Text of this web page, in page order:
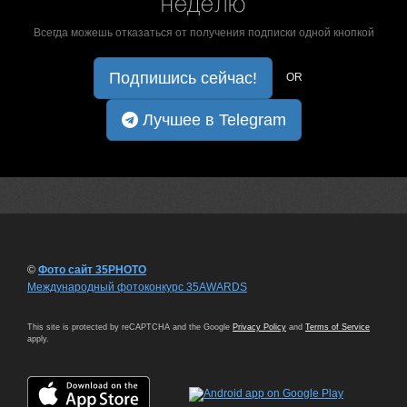
неделю
Всегда можешь отказаться от получения подписки одной кнопкой
Подпишись сейчас! OR
Лучшее в Telegram
© Фото сайт 35PHOTO
Международный фотоконкурс 35AWARDS
This site is protected by reCAPTCHA and the Google Privacy Policy and Terms of Service
apply.